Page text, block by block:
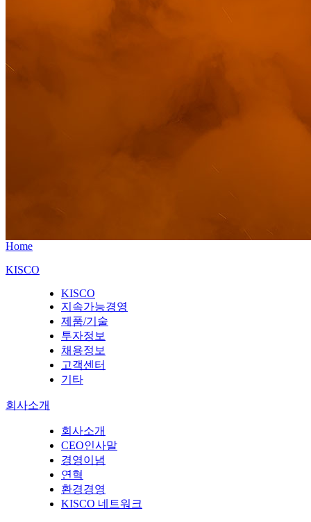
Home
KISCO
KISCO
지속가능경영
제품/기술
투자정보
채용정보
고객센터
기타
회사소개
회사소개
CEO인사말
경영이념
연혁
환경경영
KISCO 네트워크